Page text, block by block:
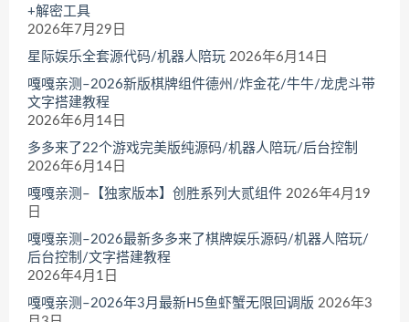
+解密工具
2026年7月29日
星际娱乐全套源代码/机器人陪玩 2026年6月14日
嘎嘎亲测–2026新版棋牌组件德州/炸金花/牛牛/龙虎斗带
文字搭建教程
2026年6月14日
多多来了22个游戏完美版纯源码/机器人陪玩/后台控制
2026年6月14日
嘎嘎亲测–【独家版本】创胜系列大贰组件 2026年4月19
日
嘎嘎亲测–2026最新多多来了棋牌娱乐源码/机器人陪玩/
后台控制/文字搭建教程
2026年4月1日
嘎嘎亲测–2026年3月最新H5鱼虾蟹无限回调版 2026年3